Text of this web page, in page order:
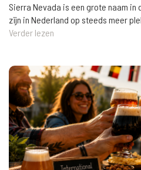
Sierra Nevada is een grote naam
zijn in Nederland op steeds meer
Verder lezen